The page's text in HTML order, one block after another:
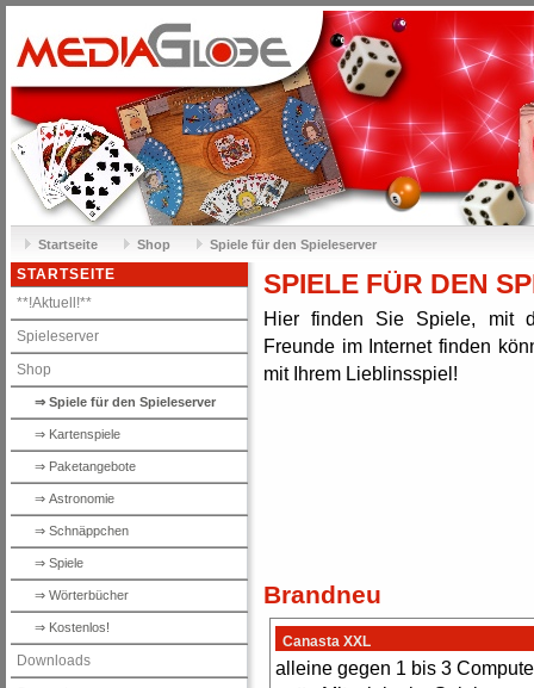
Startseite Shop Spiele für den Spieleserver
STARTSEITE
**!Aktuell!**
Spieleserver
Shop
⇒ Spiele für den Spieleserver
⇒ Kartenspiele
⇒ Paketangebote
⇒ Astronomie
⇒ Schnäppchen
⇒ Spiele
⇒ Wörterbücher
⇒ Kostenlos!
Downloads
SPIELE FÜR DEN
Hier finden Sie Spiele, mit
Freunde im Internet finden
mit Ihrem Lieblinsspiel!
Brandneu
Canasta XXL
alleine gegen 1 bis 3